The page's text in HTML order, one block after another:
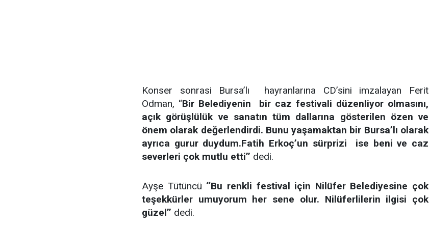
Konser sonrasi Bursa’lı hayranlarına CD’sini imzalayan Ferit
Odman, “Bir Belediyenin bir caz festivali düzenliyor olmasını,
açık görüşlülük ve sanatın tüm dallarına gösterilen özen ve
önem olarak değerlendirdi. Bunu yaşamaktan bir Bursa’lı olarak
ayrıca gurur duydum.Fatih Erkoç’un sürprizi ise beni ve caz
severleri çok mutlu etti’’ dedi.
Ayşe Tütüncü ‘‘Bu renkli festival için Nilüfer Belediyesine çok
teşekkürler umuyorum her sene olur. Nilüferlilerin ilgisi çok
güzel’’ dedi.